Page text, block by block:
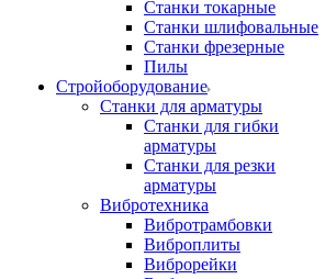
Станки токарные
Станки шлифовальные
Станки фрезерные
Пилы
Стройоборудование
Станки для арматуры
Станки для гибки
арматуры
Станки для резки
арматуры
Вибротехника
Вибротрамбовки
Виброплиты
Виброрейки